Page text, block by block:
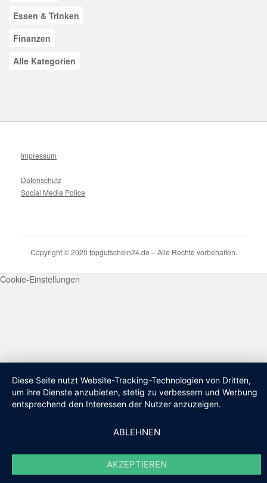
Essen & Trinken
Finanzen
Alle Kategorien
Impressum
Datenschutz
Social Media Police
Copyright © 2020 topgutschein24.de – Alle Rechte vorbehalten.
Cookie-Einstellungen
Diese Seite nutzt Website-Tracking-Technologien von Dritten,
um ihre Dienste anzubieten, stetig zu verbessern und Werbung
entsprechend den Interessen der Nutzer anzuzeigen.
ABLEHNEN
AKZEPTIEREN